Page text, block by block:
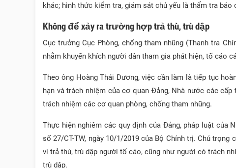
khác; hình thức kiểm tra, giám sát chủ yếu là thẩm tra
Không để xảy ra trường hợp trả thù, trù dập
Cục trưởng Cục Phòng, chống tham nhũng (Thanh tra
nhằm khuyến khích người dân tham gia phát hiện, tố cáo
Theo ông Hoàng Thái Dương, việc cần làm là tiếp tục
hạn và trách nhiệm của cơ quan Đảng, Nhà nước các
trách nhiệm các cơ quan phòng, chống tham nhũng.
Thực hiện nghiêm các quy định của Đảng, pháp luật của
số 27/CT-TW, ngày 10/1/2019 của Bộ Chính trị. Chú
vi trả thù, trù dập người tố cáo, cũng như người có trách
trù dập.